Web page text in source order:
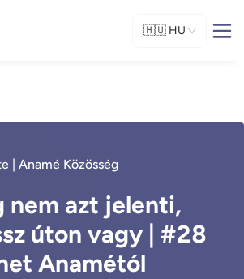
🇭🇺 HU
| Anamé Közösség
nem azt jelenti,
úton vagy | #28
Anamétól